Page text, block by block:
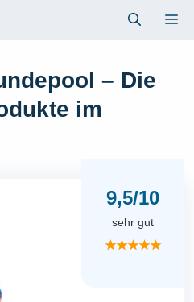
– Die
im
9,5/10
sehr gut
★★★★★